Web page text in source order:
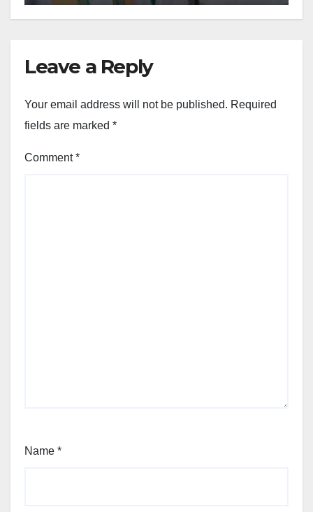
Leave a Reply
Your email address will not be published. Required
fields are marked *
Comment*
Name *